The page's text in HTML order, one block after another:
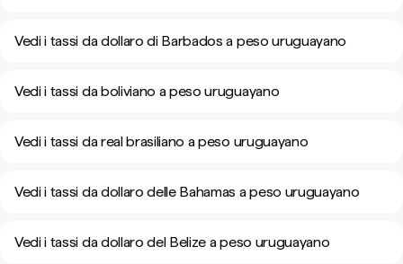
Vedi i tassi da dollaro di Barbados a peso uruguayano
Vedi i tassi da boliviano a peso uruguayano
Vedi i tassi da real brasiliano a peso uruguayano
Vedi i tassi da dollaro delle Bahamas a peso uruguayano
Vedi i tassi da dollaro del Belize a peso uruguayano